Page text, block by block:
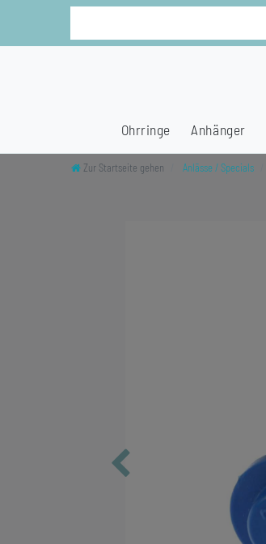
Ohrringe Anhänger
Zur Startseite gehen Anlässe / Specials